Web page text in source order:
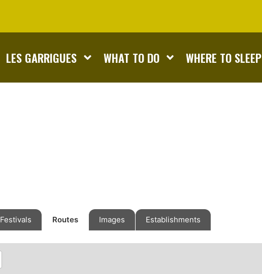
LES GARRIGUES WHAT TO DO WHERE TO SLEEP
Festivals Routes Images Establishments